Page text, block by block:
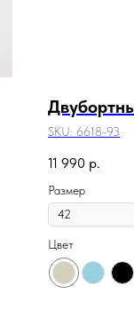
SKU: 6618-93
11 990 р.
Размер
Цвет